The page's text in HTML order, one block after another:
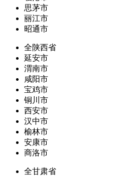
思茅市
丽江市
昭通市
全陕西省
延安市
渭南市
咸阳市
宝鸡市
铜川市
西安市
汉中市
榆林市
安康市
商洛市
全甘肃省